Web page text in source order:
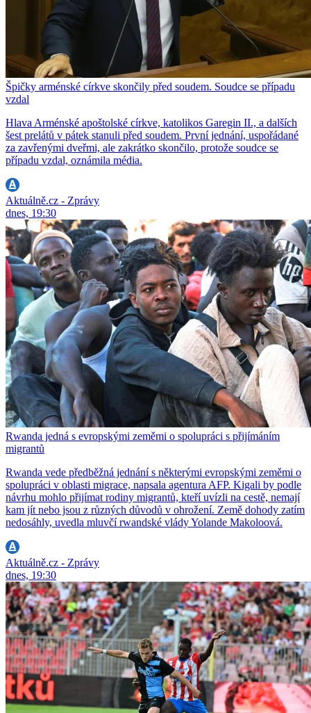
Špičky arménské církve skončily před soudem. Soudce se případu
vzdal
Hlava Arménské apoštolské církve, katolikos Garegin II., a dalších
šest prelátů v pátek stanuli před soudem. První jednání, uspořádané
za zavřenými dveřmi, ale zakrátko skončilo, protože soudce se
případu vzdal, oznámila média.
Aktuálně.cz - Zprávy
dnes, 19:30
Rwanda jedná s evropskými zeměmi o spolupráci s přijímáním
migrantů
Rwanda vede předběžná jednání s některými evropskými zeměmi o
spolupráci v oblasti migrace, napsala agentura AFP. Kigali by podle
návrhu mohlo přijímat rodiny migrantů, kteří uvízli na cestě, nemají
kam jít nebo jsou z různých důvodů v ohrožení. Země dohody zatím
nedosáhly, uvedla mluvčí rwandské vlády Yolande Makoloová.
Aktuálně.cz - Zprávy
dnes, 19:30